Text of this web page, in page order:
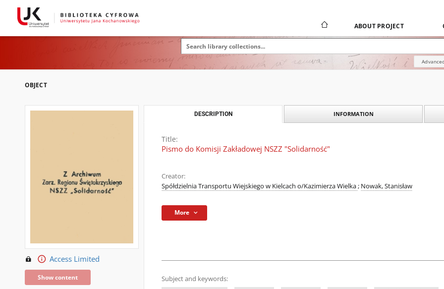
ABOUT PROJECT
OBJECT
Access Limited
Show content
DESCRIPTION INFORMATION
Title:
Pismo do Komisji Zakładowej NSZZ "Solidarność"
Creator:
Spółdzielnia Transportu Wiejskiego w Kielcach o/Kazimierza Wielka; Nowak, Stanisław
More
Subject and keywords: